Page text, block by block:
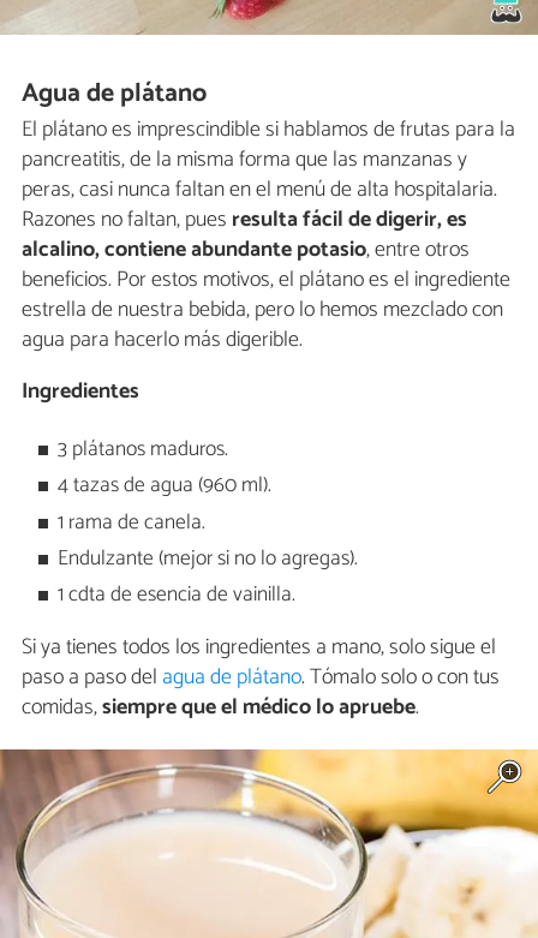
Agua de plátano
El plátano es imprescindible si hablamos de frutas para la
pancreatitis, de la misma forma que las manzanas y
peras, casi nunca faltan en el menú de alta hospitalaria.
Razones no faltan, pues resulta fácil de digerir, es
alcalino, contiene abundante potasio, entre otros
beneficios. Por estos motivos, el plátano es el ingrediente
estrella de nuestra bebida, pero lo hemos mezclado con
agua para hacerlo más digerible.
Ingredientes
3 plátanos maduros.
4 tazas de agua (960 ml).
1 rama de canela.
Endulzante (mejor si no lo agregas).
1 cdta de esencia de vainilla.
Si ya tienes todos los ingredientes a mano, solo sigue el
paso a paso del agua de plátano. Tómalo solo o con tus
comidas,siempre que el médico lo apruebe.